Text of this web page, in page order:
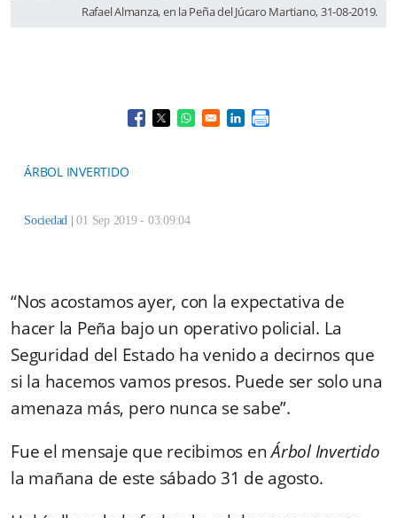
Rafael Almanza, en la Peña del Júcaro Martiano, 31-08-2019.
Opens in a new window
Opens in a new window
Opens in a new window
Opens in a new window
ÁRBOL INVERTIDO
Sociedad |01 Sep 2019 - 03:09:04
“Nos acostamos ayer, con la expectativa de
hacer la Peña bajo un operativo policial. La
Seguridad del Estado ha venido a decirnos que
si la hacemos vamos presos. Puede ser solo una
amenaza más, pero nunca se sabe”.
Fue el mensaje que recibimos enÁrbol Invertido
la mañana de este sábado 31 de agosto.